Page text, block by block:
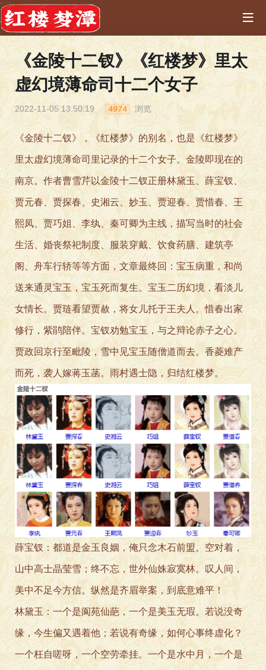
《金陵十二钗》《红楼梦》里太
虚幻境薄命司十二个女子
2022-11-05 13:50:19 4974 浏览
《金陵十二钗》，《红楼梦》的别名，也是《红楼梦》
里太虚幻境薄命司里记录的十二个女子。金陵即现在的
南京。作者曹雪芹以金陵十二钗正册林黛玉、薛宝钗、
贾元春、贾探春、史湘云、妙玉、贾迎春、贾惜春、王
熙凤、贾巧姐、李纨、秦可卿为主线，描写当时的社会
生活、婚丧祭祀制度、服装穿戴、饮食药膳、建筑亭
阁、舟车行轿等等方面，文章最终回：宝玉病重，和尚
送来通灵宝玉，宝玉死而复生。宝玉二历幻境，看淡儿
女情长。贾琏看望贾赦，将女儿托于王夫人。惜春出家
修行，紫鹃陪伴。宝钗劝勉宝玉，与之辩论赤子之心。
贾政回京行至毗陵，雪中见宝玉随僧道而去。香菱难产
而死，袭人嫁蒋玉菡。雨村遇士隐，归结红楼梦。
薛宝钗：都道是金玉良姻，俺只念木石前盟。空对着，
山中高士晶莹雪；终不忘，世外仙姝寂寞林。叹人间，
美中不足今方信。纵然是齐眉举案，到底意难平！
林黛玉：一个是阆苑仙葩，一个是美玉无瑕。若说没奇
缘，今生偏又遇着他；若说有奇缘，如何心事终虚化？
一个枉自嗟呀，一个空劳牵挂。一个是水中月，一个是